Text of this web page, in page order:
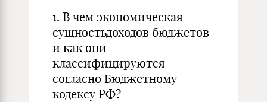
1. В чем экономическая
сущностьдоходов бюджетов
и как они
классифицируются
согласно Бюджетному
кодексу РФ?